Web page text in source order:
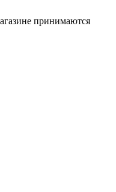
принимаются